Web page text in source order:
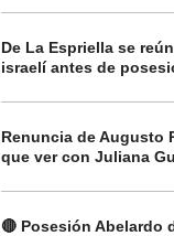
De La Espriella se
israelí antes de
Renuncia de Augusto
que ver con Juliana
🔴 Posesión Abelardo